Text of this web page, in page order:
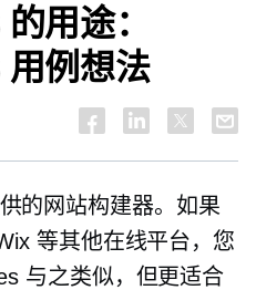
用途：
例想法
的网站构建器。如果
等其他在线平台，您
与之类似，但更适合